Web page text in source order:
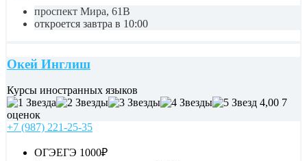
проспект Мира, 61В
откроется завтра в 10:00
Окей Инглиш
Курсы иностранных языков
4,00 7
оценок
+7 (987) 221-25-35
ОГЭЕГЭ 1000₽